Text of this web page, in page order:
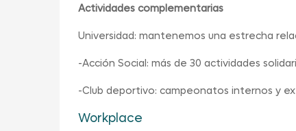
Actividades complementarias
Universidad: mantenemos una estrecha
-Acción Social: más de 30 actividades
-Club deportivo: campeonatos internos y
Workplace